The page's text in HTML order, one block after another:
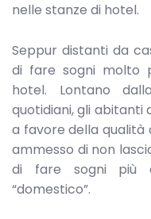
nelle stanze di hotel.
Seppur distanti da
di fare sogni molto
hotel. Lontano
quotidiani, gli abitanti
a favore della qualità
ammesso di non
di fare sogni più
“domestico”.